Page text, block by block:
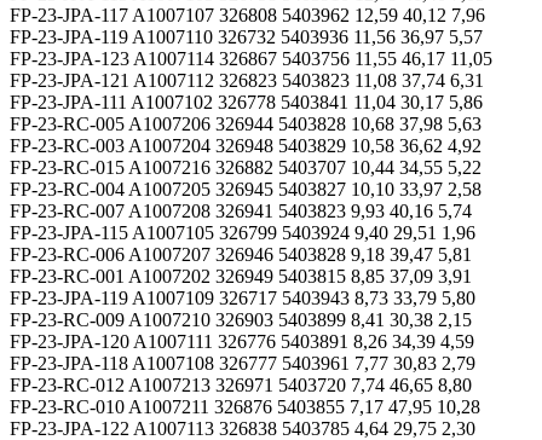
FP-23-JPA-117 A1007107 326808 5403962 12,59 40,12 7,96
FP-23-JPA-119 A1007110 326732 5403936 11,56 36,97 5,57
FP-23-JPA-123 A1007114 326867 5403756 11,55 46,17 11,05
FP-23-JPA-121 A1007112 326823 5403823 11,08 37,74 6,31
FP-23-JPA-111 A1007102 326778 5403841 11,04 30,17 5,86
FP-23-RC-005 A1007206 326944 5403828 10,68 37,98 5,63
FP-23-RC-003 A1007204 326948 5403829 10,58 36,62 4,92
FP-23-RC-015 A1007216 326882 5403707 10,44 34,55 5,22
FP-23-RC-004 A1007205 326945 5403827 10,10 33,97 2,58
FP-23-RC-007 A1007208 326941 5403823 9,93 40,16 5,74
FP-23-JPA-115 A1007105 326799 5403924 9,40 29,51 1,96
FP-23-RC-006 A1007207 326946 5403828 9,18 39,47 5,81
FP-23-RC-001 A1007202 326949 5403815 8,85 37,09 3,91
FP-23-JPA-119 A1007109 326717 5403943 8,73 33,79 5,80
FP-23-RC-009 A1007210 326903 5403899 8,41 30,38 2,15
FP-23-JPA-120 A1007111 326776 5403891 8,26 34,39 4,59
FP-23-JPA-118 A1007108 326777 5403961 7,77 30,83 2,79
FP-23-RC-012 A1007213 326971 5403720 7,74 46,65 8,80
FP-23-RC-010 A1007211 326876 5403855 7,17 47,95 10,28
FP-23-JPA-122 A1007113 326838 5403785 4,64 29,75 2,30